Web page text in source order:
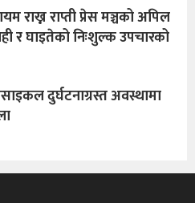
राख्न राप्ती प्रेस मञ्चको अपिल
र घाइतेको निःशुल्क उपचारको
दुर्घटनाग्रस्त अवस्थामा